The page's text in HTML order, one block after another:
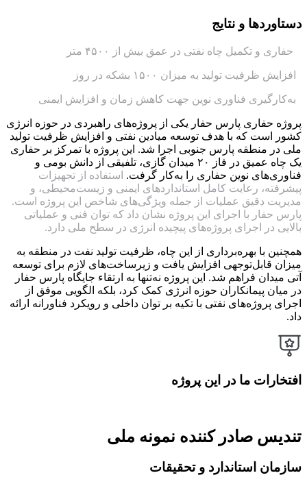
دستاوردها و نتایج
حفاری و تکمیل چاه نفتی در عمق بیش از ۴۵۰۰ متر
افزایش ظرفیت تولید به میزان ۱۵۰۰ بشکه در روز
به‌کارگیری فناوری نوین جهت کاهش زمان و افزایش ایمنی
پروژه حفاری پارس حفار یکی از پروژه‌های راهبردی در حوزه انرژی
کشور است که با هدف توسعه میادین نفتی و افزایش ظرفیت تولید
ملی در منطقه پارس جنوبی اجرا شد. این پروژه با تمرکز بر حفاری
یک چاه عمیق در فاز ۲۰ میدان گازی، تلفیقی از دانش بومی و
فناوری‌های نوین حفاری را به‌کار گرفت. استفاده از تجهیزات
پیشرفته، رعایت کامل استانداردهای ایمنی و زیست‌محیطی، و
مدیریت دقیق عملیات از جمله ویژگی‌های شاخص این پروژه است.
پارس حفار با اجرای این پروژه نشان داد که توان فنی و عملیاتی
بالایی در اجرای پروژه‌های پیچیده انرژی در سطح ملی دارد.
همچنین با بهره‌برداری از این چاه، ظرفیت تولید نفت در منطقه به
میزان قابل‌توجهی افزایش یافت و زیرساخت‌های لازم برای توسعه
آتی میدان فراهم شد. این پروژه نه‌تنها به ارتقاء جایگاه پارس حفار
در میان پیمانکاران حوزه انرژی کمک کرد، بلکه الگویی موفق از
اجرای پروژه‌های نفتی با تکیه بر توان داخلی و رویکرد فناورانه ارائه
داد.
افتخارات ما در این پروژه
تندیس صادر کننده نمونه ملی
سازمان استاندارد و تحقیقات